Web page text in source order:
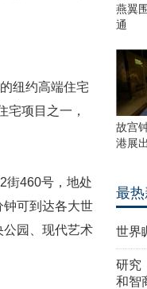
纽约高端住宅
宅项目之一，
460号，地处
可到达各大世
园、现代艺术
燕翼
通
故宫
港展
最
世界
研究
和智